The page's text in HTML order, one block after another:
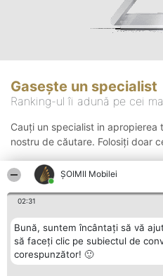
ȘOIMII Mobilei
02:31
Bună, suntem încântați să vă
să faceți clic pe subiectul de
corespunzător! 🙂
Gasește un specialist
Ranking-ul îi adună pe cei
Cauți un specialist in apropierea
nostru de căutare. Folosiți doar